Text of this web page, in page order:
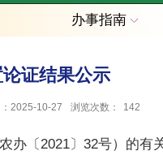
办事指南
证结果公示
2025-10-27 浏览次数： 142
〔2021〕32号）的有